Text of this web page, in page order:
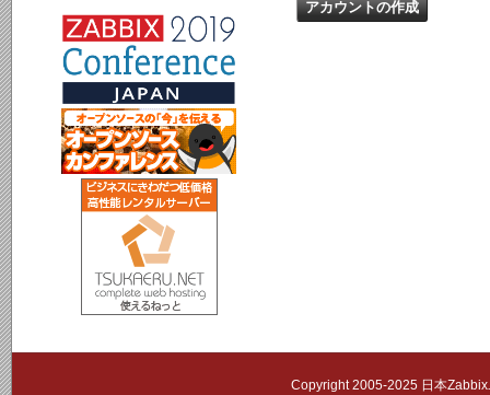
Copyright 2005-2025 日本